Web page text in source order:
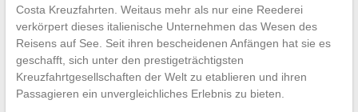
Costa Kreuzfahrten. Weitaus mehr als nur eine Reederei
verkörpert dieses italienische Unternehmen das Wesen des
Reisens auf See. Seit ihren bescheidenen Anfängen hat sie es
geschafft, sich unter den prestigeträchtigsten
Kreuzfahrtgesellschaften der Welt zu etablieren und ihren
Passagieren ein unvergleichliches Erlebnis zu bieten.